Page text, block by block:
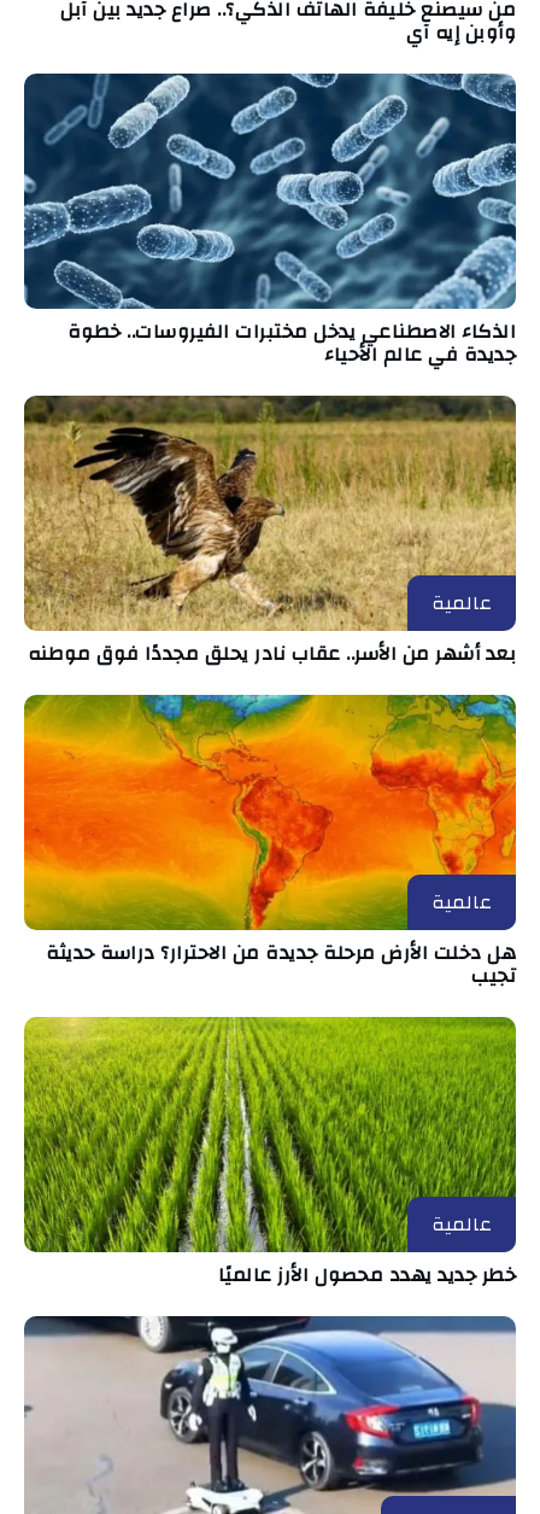
من سيصنع خليفة الهاتف الذكي؟.. صراع جديد بين آبل
وأوبن إيه آي
الذكاء الاصطناعي يدخل مختبرات الفيروسات.. خطوة
جديدة في عالم الأحياء
عالمية
بعد أشهر من الأسر.. عقاب نادر يحلق مجددًا فوق موطنه
عالمية
هل دخلت الأرض مرحلة جديدة من الاحترار؟ دراسة حديثة
تجيب
عالمية
خطر جديد يهدد محصول الأرز عالميًا